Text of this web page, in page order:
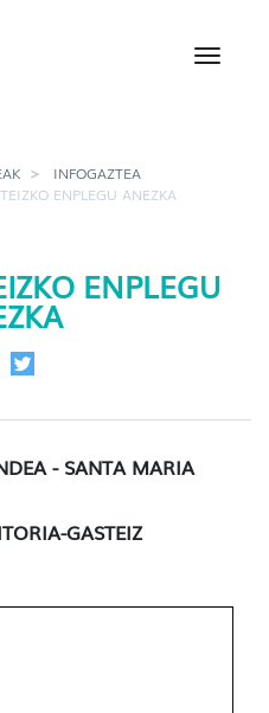
INFOGAZTEA
ENPLEGU ANEZKA
ENPLEGU
en partekatu
Twitter-en partekatu
- SANTA MARIA
GASTEIZ